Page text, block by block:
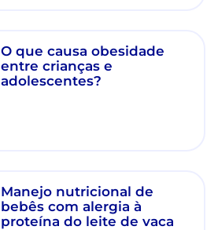
O que causa obesidade
entre crianças e
adolescentes?
Manejo nutricional de
bebês com alergia à
proteína do leite de vaca